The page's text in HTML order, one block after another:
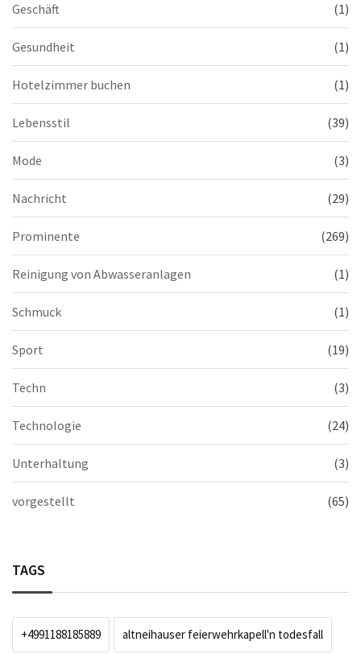
Geschäft (1)
Gesundheit (1)
Hotelzimmer buchen (1)
Lebensstil (39)
Mode (3)
Nachricht (29)
Prominente (269)
Reinigung von Abwasseranlagen (1)
Schmuck (1)
Sport (19)
Techn (3)
Technologie (24)
Unterhaltung (3)
vorgestellt (65)
TAGS
+4991188185889 altneihauser feierwehrkapell'n todesfall